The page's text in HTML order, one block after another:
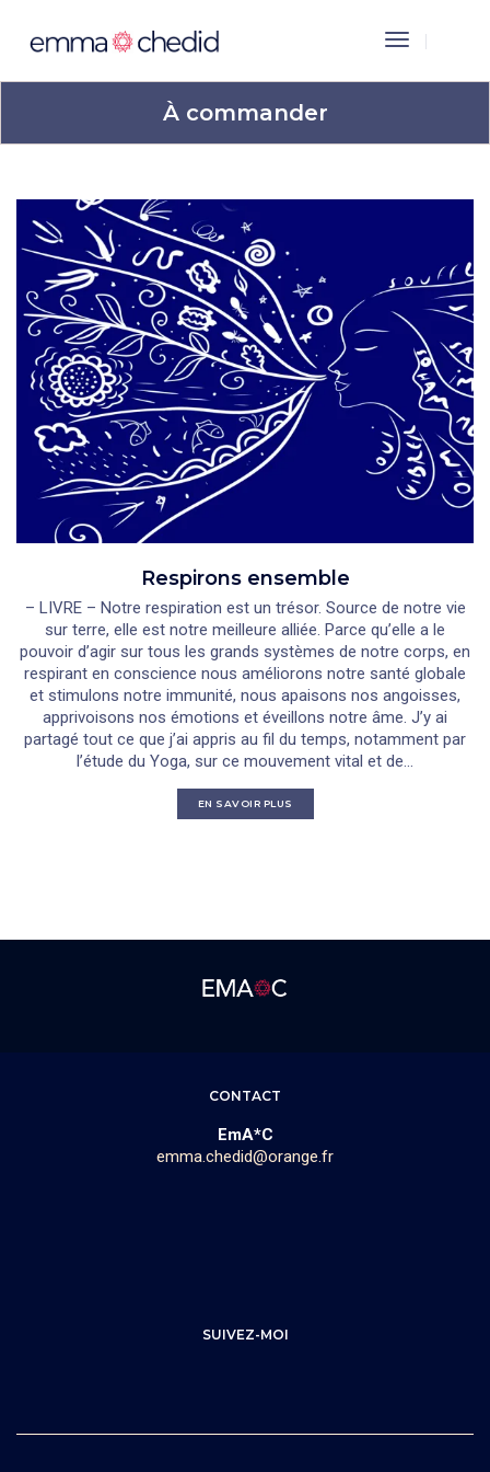
Toggle
À commander
Respirons ensemble
– LIVRE – Notre respiration est un trésor. Source de notre vie
sur terre, elle est notre meilleure alliée. Parce qu’elle a le
pouvoir d’agir sur tous les grands systèmes de notre corps, en
respirant en conscience nous améliorons notre santé globale
et stimulons notre immunité, nous apaisons nos angoisses,
apprivoisons nos émotions et éveillons notre âme. J’y ai
partagé tout ce que j’ai appris au fil du temps, notamment par
l’étude du Yoga, sur ce mouvement vital et de...
EN SAVOIR PLUS
CONTACT
EmA*C
emma.chedid@orange.fr
SUIVEZ-MOI